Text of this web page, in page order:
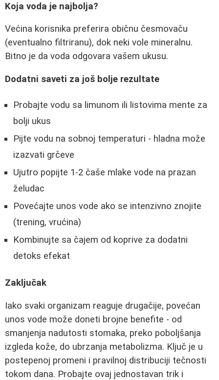
Koja voda je najbolja?
Većina korisnika preferira običnu česmovaču
(eventualno filtriranu), dok neki vole mineralnu.
Bitno je da voda odgovara vašem ukusu.
Dodatni saveti za još bolje rezultate
Probajte vodu sa limunom ili listovima mente za
bolji ukus
Pijte vodu na sobnoj temperaturi - hladna može
izazvati grčeve
Ujutro popijte 1-2 čaše mlake vode na prazan
želudac
Povećajte unos vode ako se intenzivno znojite
(trening, vrućina)
Kombinujte sa čajem od koprive za dodatni
detoks efekat
Zaključak
Iako svaki organizam reaguje drugačije, povećan
unos vode može doneti brojne benefite - od
smanjenja nadutosti stomaka, preko poboljšanja
izgleda kože, do ubrzanja metabolizma. Ključ je u
postepenoj promeni i pravilnoj distribuciji tečnosti
tokom dana. Probajte ovaj jednostavan trik i